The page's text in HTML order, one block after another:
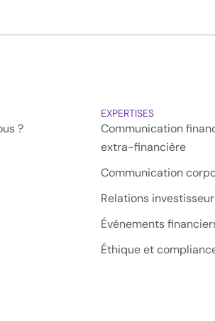
?
EXPERTISES
Communication
extra-financière
Communication
Relations
Événements
Éthique et